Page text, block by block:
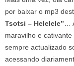
por baixar o mp3
Tsotsi – Helelele” …
maravilho e
sempre actualizado
acessando